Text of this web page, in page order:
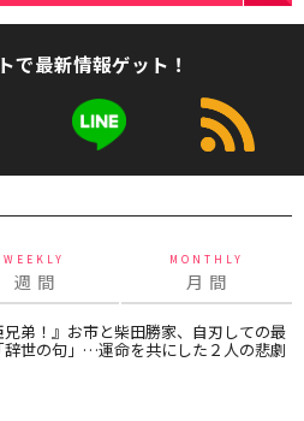
で最新情報ゲット！
WEEKLY
週 間
MONTHLY
月 間
兄弟！』お市と柴田勝家、自刃しての最
辞世の句」…運命を共にした２人の悲劇